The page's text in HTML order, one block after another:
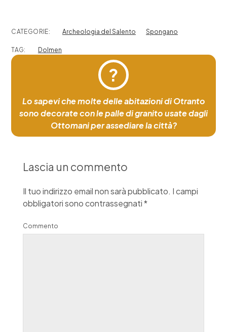
CATEGORIE: Archeologia del Salento Spongano
TAG: Dolmen
?
Lo sapevi che molte delle abitazioni di Otranto
sono decorate con le palle di granito usate dagli
Ottomani per assediare la città?
Lascia un commento
Il tuo indirizzo email non sarà pubblicato. I campi
obbligatori sono contrassegnati*
Commento